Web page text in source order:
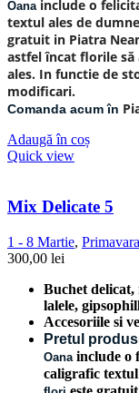
Oana include o
textul ales de
gratuit in Piatra
astfel încat florile
ales. In functie de
modificari.
Comanda acum în
Adaugă în coș
Quick view
Mix Delicate 5
1 - 8 Martie, Primavara
300,00 lei
Buchet
lalele,
Accesoriile si
Pretul
Oana include o
caligrafic